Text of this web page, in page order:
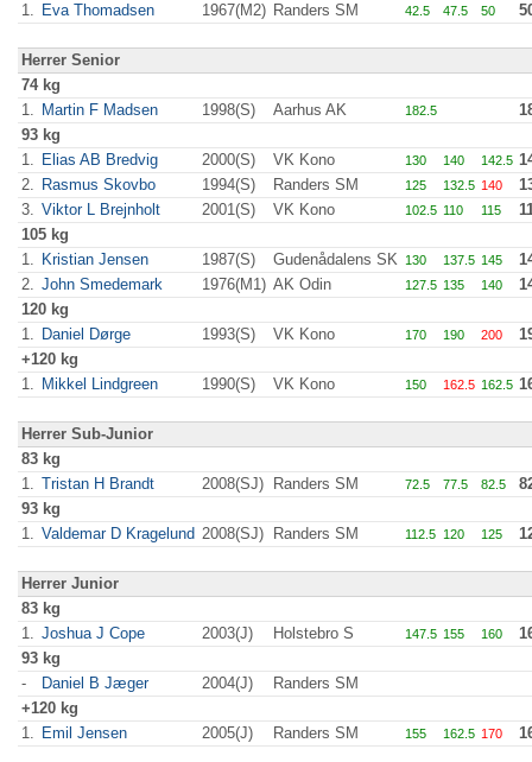
1. Eva Thomadsen 1967(M2) Randers SM 42.5 47.5 50
Herrer Senior
74 kg
1. Martin F Madsen 1998(S) Aarhus AK 182.5
93 kg
1. Elias AB Bredvig 2000(S) VK Kono 130 140 142.5
2. Rasmus Skovbo 1994(S) Randers SM 125 132.5 140
3. Viktor L Brejnholt 2001(S) VK Kono 102.5 110 115
105 kg
1. Kristian Jensen 1987(S) Gudenådalens SK 130 137.5 145
2. John Smedemark 1976(M1) AK Odin 127.5 135 140
120 kg
1. Daniel Dørge 1993(S) VK Kono 170 190 200
+120 kg
1. Mikkel Lindgreen 1990(S) VK Kono 150 162.5 162.5
Herrer Sub-Junior
83 kg
1. Tristan H Brandt 2008(SJ) Randers SM 72.5 77.5 82.5
93 kg
1. Valdemar D Kragelund 2008(SJ) Randers SM 112.5 120 125
Herrer Junior
83 kg
1. Joshua J Cope 2003(J) Holstebro S 147.5 155 160
93 kg
-
Daniel B Jæger 2004(J)
Randers SM
+120 kg
1. Emil Jensen 2005(J) Randers SM 155 162.5 170